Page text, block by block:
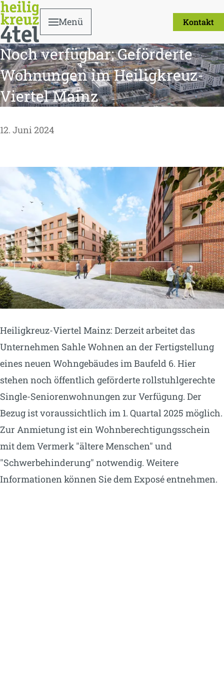
Menü Kontakt
Noch verfügbar: Geförderte
Wohnungen im Heiligkreuz-
Viertel Mainz
12. Juni 2024
Heiligkreuz-Viertel Mainz: Derzeit arbeitet das
Unternehmen Sahle Wohnen an der Fertigstellung
eines neuen Wohngebäudes im Baufeld 6. Hier
stehen noch öffentlich geförderte rollstuhlgerechte
Single-Seniorenwohnungen zur Verfügung. Der
Bezug ist voraussichtlich im 1. Quartal 2025 möglich.
Zur Anmietung ist ein Wohnberechtigungsschein
mit dem Vermerk "ältere Menschen" und
"Schwerbehinderung" notwendig. Weitere
Informationen können Sie dem Exposé entnehmen.